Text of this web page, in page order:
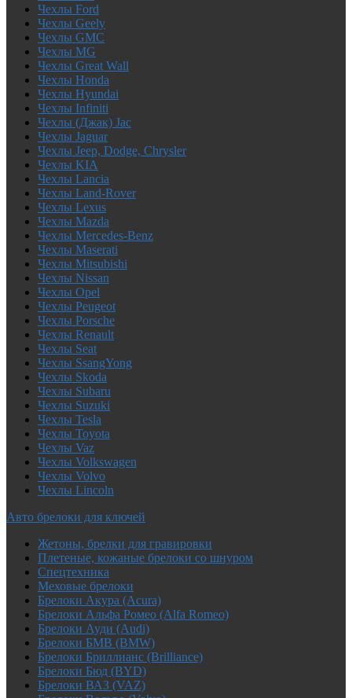
Чехлы Ford
Чехлы Geely
Чехлы GMC
Чехлы MG
Чехлы Great Wall
Чехлы Honda
Чехлы Hyundai
Чехлы Infiniti
Чехлы (Джак) Jac
Чехлы Jaguar
Чехлы Jeep, Dodge, Chrysler
Чехлы KIA
Чехлы Lancia
Чехлы Land-Rover
Чехлы Lexus
Чехлы Mazda
Чехлы Mercedes-Benz
Чехлы Maserati
Чехлы Mitsubishi
Чехлы Nissan
Чехлы Opel
Чехлы Peugeot
Чехлы Porsche
Чехлы Renault
Чехлы Seat
Чехлы SsangYong
Чехлы Skoda
Чехлы Subaru
Чехлы Suzuki
Чехлы Tesla
Чехлы Toyota
Чехлы Vaz
Чехлы Volkswagen
Чехлы Volvo
Чехлы Lincoln
Авто брелоки для ключей
Жетоны, брелки для гравировки
Плетеные, кожаные брелоки со шнуром
Спецтехника
Меховые брелоки
Брелоки Акура (Acura)
Брелоки Альфа Ромео (Alfa Romeo)
Брелоки Ауди (Audi)
Брелоки БМВ (BMW)
Брелоки Бриллианс (Brilliance)
Брелоки Бюд (BYD)
Брелоки ВАЗ (VAZ)